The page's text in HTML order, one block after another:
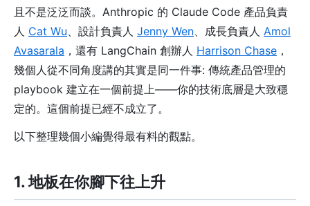
且不是泛泛而談。Anthropic 的 Claude Code 產品負責
人 Cat Wu 、設計負責人 Jenny Wen 、成長負責人 Amol
Avasarala ，還有 LangChain 創辦人 Harrison Chase ，
幾個人從不同角度講的其實是同一件事: 傳統產品管理的
playbook 建立在一個前提上——你的技術底層是大致穩
定的。這個前提已經不成立了。
以下整理幾個小編覺得最有料的觀點。
1. 地板在你腳下往上升